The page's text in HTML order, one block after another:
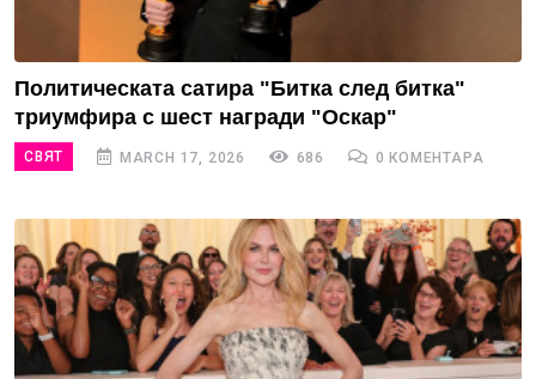
Политическата сатира "Битка след битка"
триумфира с шест награди "Оскар"
СВЯТ MARCH 17, 2026 686 0 КОМЕНТАРА